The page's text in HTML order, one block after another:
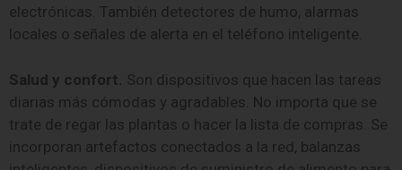
electrónicas. También detectores de humo, alarmas
locales o señales de alerta en el teléfono inteligente.
Salud y confort. Son dispositivos que hacen las tareas
diarias más cómodas y agradables. No importa que se
trate de regar las plantas o hacer la lista de compras. Se
incorporan artefactos conectados a la red, balanzas